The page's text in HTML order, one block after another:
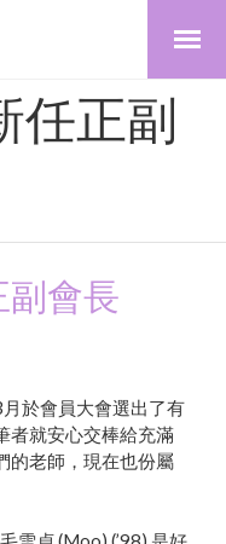
任正副
會長
於會員大會選出了有
者就安心交棒給充滿
的老師，現在也份屬